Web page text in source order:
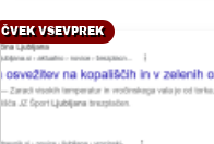
ČVEK VSEVPREK